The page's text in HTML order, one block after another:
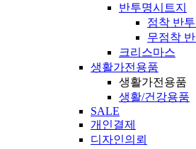
반투명시트지
점착 반
무점착
크리스마스
생활가전용품
생활가전용품
생활/건강용품
SALE
개인결제
디자인의뢰